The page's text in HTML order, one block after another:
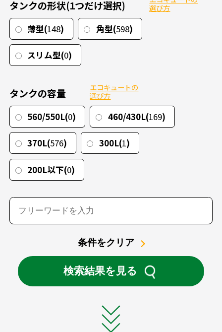
タンクの形状(1つだけ選択)
選び方
薄型(148) 角型(598)
スリム型(0)
タンクの容量
エコキュートの
選び方
560/550L(0) 460/430L(169)
370L(576) 300L(1)
200L以下(0)
条件をクリア
検索結果を見る